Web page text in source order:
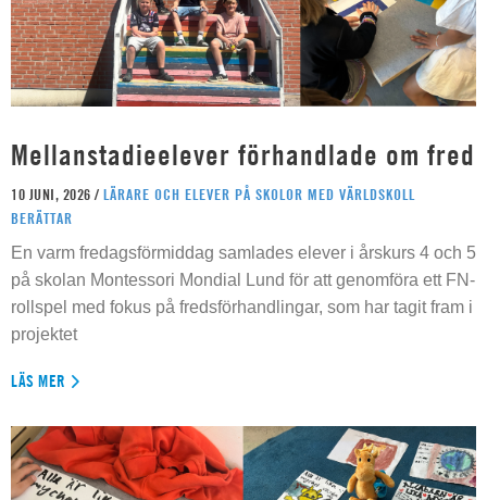
Mellanstadieelever förhandlade om fred
10 JUNI, 2026 / LÄRARE OCH ELEVER PÅ SKOLOR MED VÄRLDSKOLL
BERÄTTAR
En varm fredagsförmiddag samlades elever i årskurs 4 och 5
på skolan Montessori Mondial Lund för att genomföra ett FN-
rollspel med fokus på fredsförhandlingar, som har tagit fram i
projektet
LÄS MER